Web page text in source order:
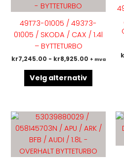
49T73-01005 / 49373-
01005 / SKODA / CAX / 1.4l
– BYTTETURBO
kr7,245.00 - kr8,925.00 + mva
Velg alternativ
velges
flere